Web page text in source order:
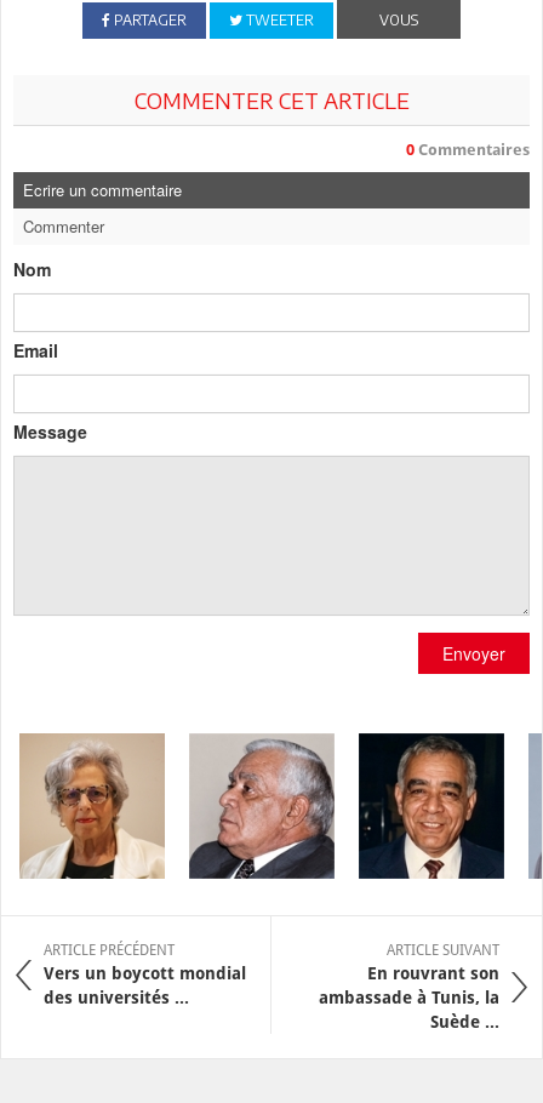
PARTAGER TWEETER
VOUS
COMMENTER CET ARTICLE
0 Commentaires
Ecrire un commentaire
Commenter
Nom
Email
Message
Envoyer
ARTICLE PRÉCÉDENT
Vers un boycott mondial
des universités ...
ARTICLE SUIVANT
En rouvrant son
ambassade à Tunis, la
Suède ...